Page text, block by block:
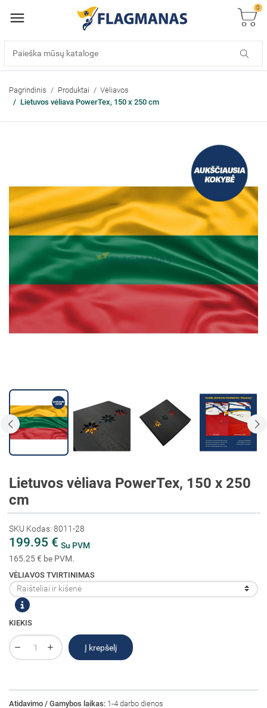
0
Pagrindinis Produktai
Vėliavos
Lietuvos vėliava PowerTex, 150 x 250 cm
Lietuvos vėliava PowerTex, 150 x 250
cm
SKU Kodas: 8011-28
199.95 € Su PVM
165.25 € be PVM.
VĖLIAVOS TVIRTINIMAS
KIEKIS
Į krepšelį
Atidavimo / Gamybos laikas: 1-4 darbo dienos